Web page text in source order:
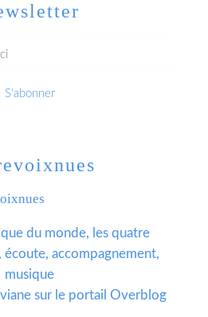
du monde, les quatre
écoute, accompagnement,
musique
sur le portail Overblog